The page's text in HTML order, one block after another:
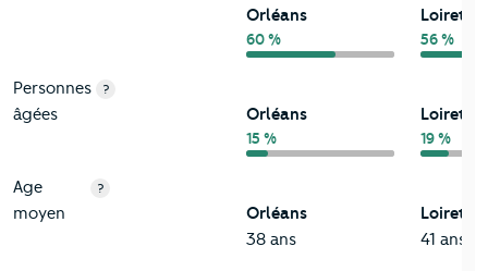
Orléans
60 %
Loiret
56 %
Personnes
âgées
?
Orléans
15 %
Loiret
19 %
Age
moyen
?
Orléans
38 ans
Loiret
41 ans